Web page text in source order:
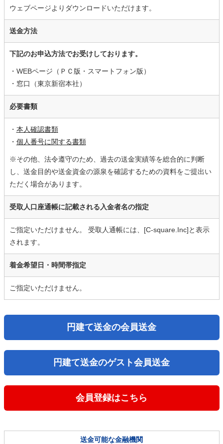
ウェブページよりダウンロードいただけます。
送金方法
下記のお申込方法でお受けしております。
・WEBページ（ＰＣ版・スマートフォン版）
・窓口（東京新宿本社）
必要書類
・ 本人確認書類
・ 個人番号に関する書類
※その他、法令遵守のため、過去の送金実績等を総合的に判断
し、送金目的や送金資金の源泉を確認するための資料をご提出い
ただく場合があります。
受取人口座通帳に記載される入金者名の指定
ご指定いただけません。 受取人通帳には、[C-square.Inc]と表示
されます。
着金希望日・時間帯指定
ご指定いただけません。
円建て送金の会員送金
円建て送金のゲスト会員送金
会員登録はこちら
送金可能な金融機関